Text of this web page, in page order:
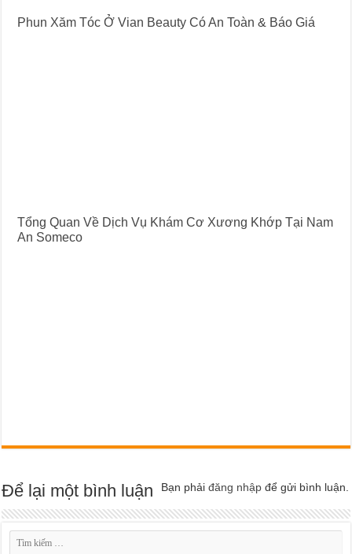
Phun Xăm Tóc Ở Vian Beauty Có An Toàn & Báo Giá
Tổng Quan Về Dịch Vụ Khám Cơ Xương Khớp Tại Nam
An Someco
Để lại một bình luận Bạn phảiđăng nhập để gửi bình luận.